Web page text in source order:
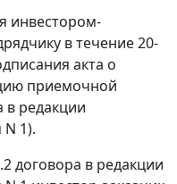
инвестором-
в течение 20-
акта о
приемочной
в редакции
1).
договора в редакции